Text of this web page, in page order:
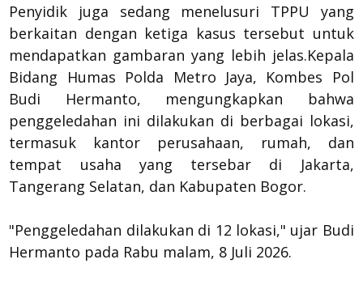
Penyidik juga sedang menelusuri TPPU yang
berkaitan dengan ketiga kasus tersebut untuk
mendapatkan gambaran yang lebih jelas.Kepala
Bidang Humas Polda Metro Jaya, Kombes Pol
Budi Hermanto, mengungkapkan bahwa
penggeledahan ini dilakukan di berbagai lokasi,
termasuk kantor perusahaan, rumah, dan
tempat usaha yang tersebar di Jakarta,
Tangerang Selatan, dan Kabupaten Bogor.
"Penggeledahan dilakukan di 12 lokasi," ujar Budi
Hermanto pada Rabu malam, 8 Juli 2026.